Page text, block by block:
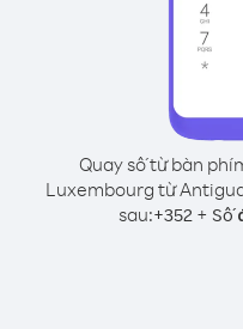
Quay số từ bàn
Luxembourg từ
sau:+352+ Số